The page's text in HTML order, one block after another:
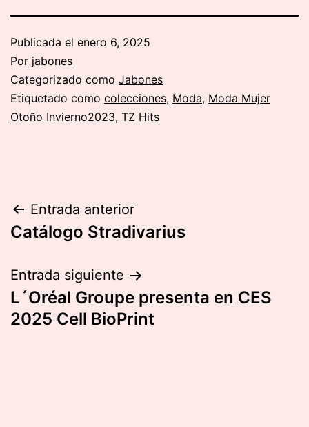
Publicada el enero 6, 2025
Por jabones
Categorizado como Jabones
Etiquetado como colecciones, Moda, Moda Mujer
Otoño Invierno2023, TZ Hits
Navegación
de
entradas
Entrada anterior
Catálogo Stradivarius
Entrada siguiente
L´Oréal Groupe presenta en CES
2025 Cell BioPrint